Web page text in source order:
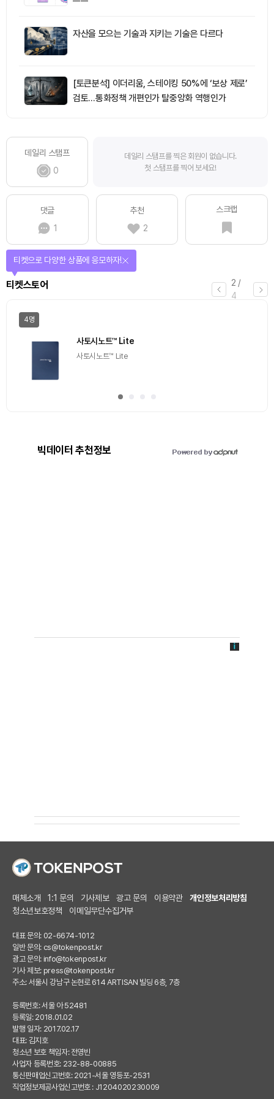
자산을 모으는 기술과 지키는 기술은 다르다
[토큰분석] 이더리움, 스테이킹 50%에 ‘보상 제로’
검토…통화정책 개편인가 탈중앙화 역행인가
데일리 스탬프
0
데일리 스탬프를 찍은 회원이 없습니다.
첫 스탬프를 찍어 보세요!
댓글
1
추천
2
스크랩
3 /
4
에어드랍
선물이 쏟아지는 에어드랍 이벤트!
일반
[Episode 12] IXO™2024 참여하고, 2억원 상당 에어
드랍 받자!
빅데이터 추천정보
매체소개 1:1 문의 기사제보 광고 문의 이용약관
개인정보처리방침
청소년보호정책
이메일무단수집거부
대표 문의: 02-6674-1012
일반 문의: cs@tokenpost.kr
광고 문의: info@tokenpost.kr
기사 제보: press@tokenpost.kr
주소: 서울시 강남구 논현로 614 ARTISAN 빌딩 6층, 7층
등록번호: 서울 아 52481
등록일: 2018.01.02
발행 일자: 2017.02.17
대표: 김지호
청소년 보호 책임자: 전영빈
사업자 등록번호: 232-88-00885
통신판매업신고번호: 2021-서울 영등포-2531
직업정보제공사업신고번호 : J1204020230009